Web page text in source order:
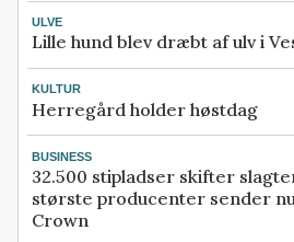
ULVE
Lille hund blev dræbt af ulv i
KULTUR
Herregård holder høstdag
BUSINESS
32.500 stipladser skifter
største producenter sender
Crown